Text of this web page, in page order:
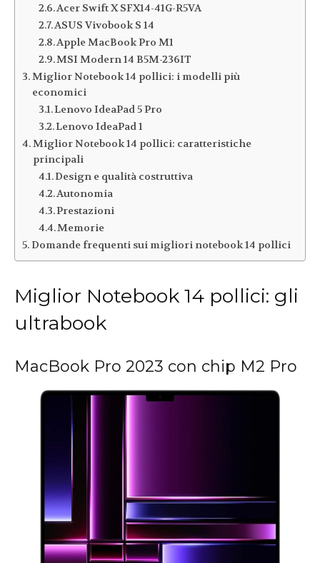
Acer Swift X SFX14-41G-R5VA
ASUS Vivobook S 14
Apple MacBook Pro M1
MSI Modern 14 B5M-236IT
Miglior Notebook 14 pollici: i modelli più
economici
Lenovo IdeaPad 5 Pro
Lenovo IdeaPad 1
Miglior Notebook 14 pollici: caratteristiche
principali
Design e qualità costruttiva
Autonomia
Prestazioni
Memorie
Domande frequenti sui migliori notebook 14 pollici
Miglior Notebook 14 pollici: gli
ultrabook
MacBook Pro 2023 con chip M2 Pro